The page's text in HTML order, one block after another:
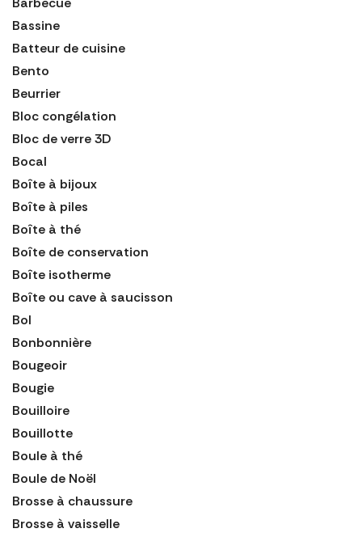
Bassine
Batteur de cuisine
Bento
Beurrier
Bloc congélation
Bloc de verre 3D
Bocal
Boîte à bijoux
Boîte à piles
Boîte à thé
Boîte de conservation
Boîte isotherme
Boîte ou cave à saucisson
Bol
Bonbonnière
Bougeoir
Bougie
Bouilloire
Bouillotte
Boule à thé
Boule de Noël
Brosse à chaussure
Brosse à vaisselle